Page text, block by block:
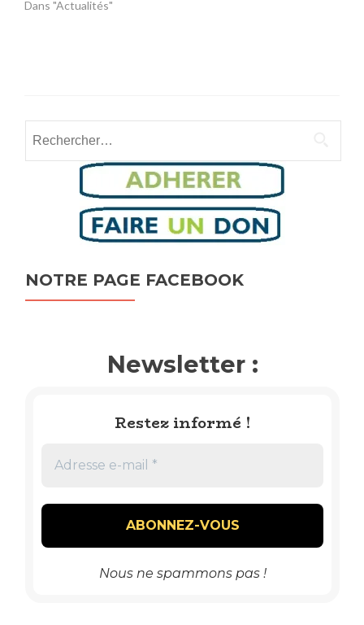
Dans "Actualités"
NOTRE PAGE FACEBOOK
Newsletter :
Restez informé !
Nous ne spammons pas !